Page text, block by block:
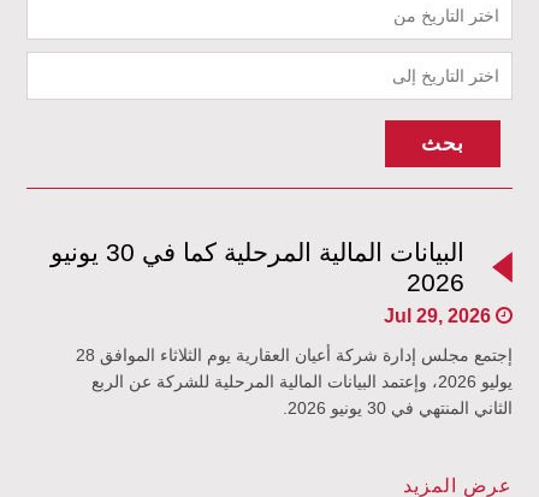
بحث
البيانات المالية المرحلية كما في 30 يونيو
2026
Jul 29, 2026
إجتمع مجلس إدارة شركة أعيان العقارية يوم الثلاثاء الموافق 28
يوليو 2026، وإعتمد البيانات المالية المرحلية للشركة عن الربع
الثاني المنتهي في 30 يونيو 2026.
عرض المزيد